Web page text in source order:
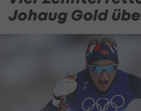
Johaug Gold